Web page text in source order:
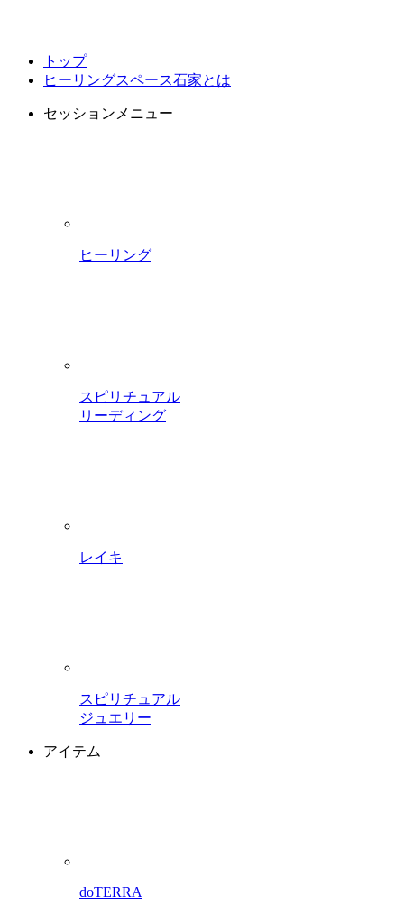
トップ
ヒーリングスペース石家とは
セッションメニュー
ヒーリング
スピリチュアル
リーディング
レイキ
スピリチュアル
ジュエリー
アイテム
doTERRA